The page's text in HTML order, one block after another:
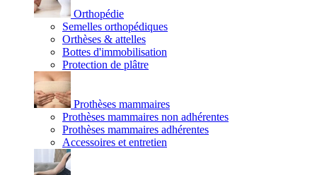
Orthopédie
Semelles orthopédiques
Orthèses & attelles
Bottes d'immobilisation
Protection de plâtre
Prothèses mammaires
Prothèses mammaires non adhérentes
Prothèses mammaires adhérentes
Accessoires et entretien